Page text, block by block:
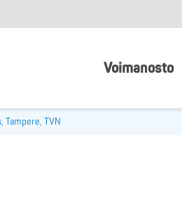
Voimanosto
Tampere, TVN